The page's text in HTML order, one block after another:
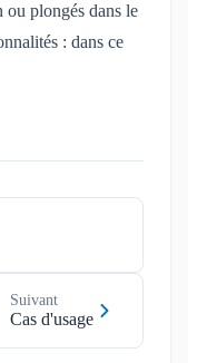
ou plongés dans le
: dans ce
Suivant
Cas d'usage